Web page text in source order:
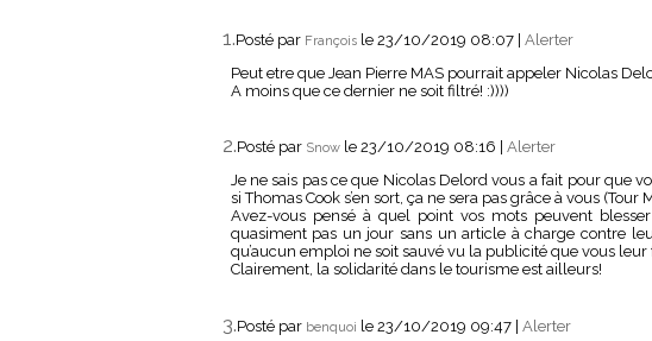
1.Posté par François le 23/10/2019 08:07 Alerter
Peut etre que Jean Pierre MAS pourrait appeler Nicolas
A moins que ce dernier ne soit filtré! :))))
2.Posté par Snow le 23/10/2019 08:16
Alerter
Je ne sais pas ce que Nicolas Delord vous a fait pour que
si Thomas Cook s’en sort, ça ne sera pas grâce à vous (Tour
Avez-vous pensé à quel point vos mots peuvent
quasiment pas un jour sans un article à charge contre
qu’aucun emploi ne soit sauvé vu la publicité que vous leur
Clairement, la solidarité dans le tourisme est ailleurs!
3.Posté par benquoi le 23/10/2019 09:47 | Alerter